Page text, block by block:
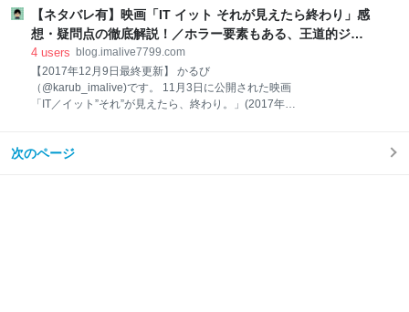
です。 早速ですが、興奮覚めやらぬ中、詳細なレポー
トを書いてみたいと思います！ ※なお、本エントリで
使用した写真
たのは、これが初めてです。 主演にウィル・スミスを
迎え、Netflix史上最高額となる9,000万ドルが制作費と
して投入された本作。劇場で公開されず、自宅で見る
ブロックバスター配信作品とはいかなるものだったの
か？早速ですが、感想・考察等を織り交ぜた映画レビ
ューを書いてみたいと思います。 ※本エントリは、後
ば、映画鑑賞後にご覧頂ければ幸いです。 １．映画
【ネタバレ有】映画「IT イット それが見えたら終わり」感
想・疑問点の徹底解説！／ホラー要素もある、王道的ジュ
ブナイル冒険活劇！ - あいむあらいぶ
4 users blog.imalive7799.com
【2017年12月9日最終更新】 かるび
（@karub_imalive)です。 11月3日に公開された映画
「IT／イット”それ”が見えたら、終わり。」(2017年版)
風の目」となっている作品です。 早速ですが、映画を
次のページ